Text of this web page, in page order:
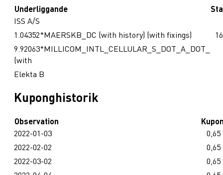
Underliggande
ISS A/S
1.04352*MAERSKB_DC (with history) (with fixings)
9.92063*MILLICOM_INTL_CELLULAR_S_DOT_A_DOT_
(with
Elekta B
Kuponghistorik
Observation
2022-01-03
0,65
2022-02-02
0,65
2022-03-02
0,65